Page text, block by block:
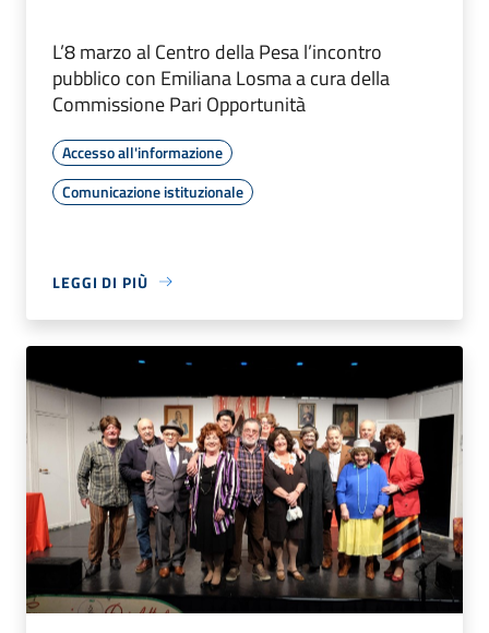
L’8 marzo al Centro della Pesa l’incontro
pubblico con Emiliana Losma a cura della
Commissione Pari Opportunità
Accesso all'informazione
Comunicazione istituzionale
LEGGI DI PIÙ